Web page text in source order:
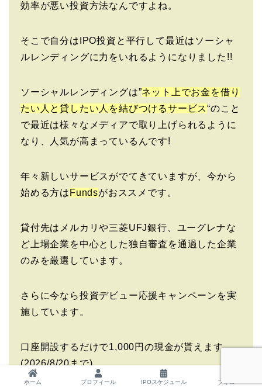
効率が悪い投資方法なんですよね。
そこで自分はIPO投資と平行して最近はソーシャ
ルレンディングに力をいれるようになりました!!
ソーシャルレンディングは”ネット上でお金を借り
たい人と貸したい人を結びつけるサービス“のこと
で最近は様々なメディアで取り上げられるように
なり、人気が高まっているんです!
年々新しいサービスがでてきていますが、今から
始める方は Fundsがおススメです。
貸付先はメルカリや三菱UFJ銀行、ユーグレナな
ど上場企業を中心とした独自審査を通過した企業
のみを厳選しています。
さらに今なら投資デビュー応援キャンペーンを実
施しています。
口座開設するだけで1,000円の現金が貰えます。
(2026/8/20まで)
ホーム プロフィール IPOスケジュール フォロー